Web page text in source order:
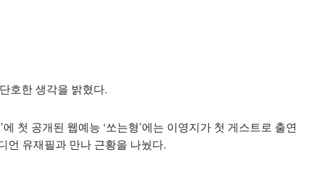
호한 생각을 밝혔다.
첫 공개된 웹예능 ‘쏘는형’에는 이영지가 첫 게스트로 출연
언 유재필과 만나 근황을 나눴다.